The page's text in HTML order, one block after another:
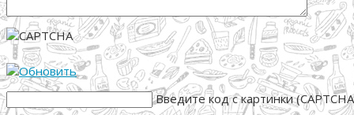
Введите код с картинки